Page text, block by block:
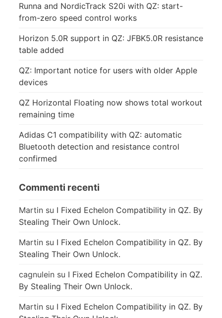
Runna and NordicTrack S20i with QZ: start-
from-zero speed control works
Horizon 5.0R support in QZ: JFBK5.0R resistance
table added
QZ: Important notice for users with older Apple
devices
QZ Horizontal Floating now shows total workout
remaining time
Adidas C1 compatibility with QZ: automatic
Bluetooth detection and resistance control
confirmed
Commenti recenti
Martin su I Fixed Echelon Compatibility in QZ. By
Stealing Their Own Unlock.
Martin su I Fixed Echelon Compatibility in QZ. By
Stealing Their Own Unlock.
cagnulein su I Fixed Echelon Compatibility in QZ.
By Stealing Their Own Unlock.
Martin su I Fixed Echelon Compatibility in QZ. By